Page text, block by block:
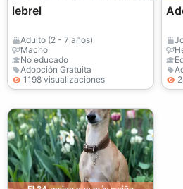
lebrel
Adulto (2 - 7 años)
Macho
No educado
Adopción Gratuita
1198 visualizaciones